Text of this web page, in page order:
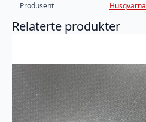
Produsent Husqvarna
Relaterte produkter